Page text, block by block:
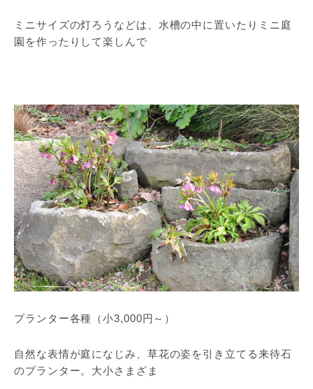
ミニサイズの灯ろうなどは、水槽の中に置いたりミニ庭
園を作ったりして楽しんで
プランター各種（小3,000円～）
自然な表情が庭になじみ、草花の姿を引き立てる来待石
のプランター。大小さまざま